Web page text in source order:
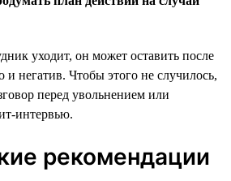
уходит, он может оставить после
и негатив. Чтобы этого не случилось,
перед увольнением или
интервью.
рекомендации